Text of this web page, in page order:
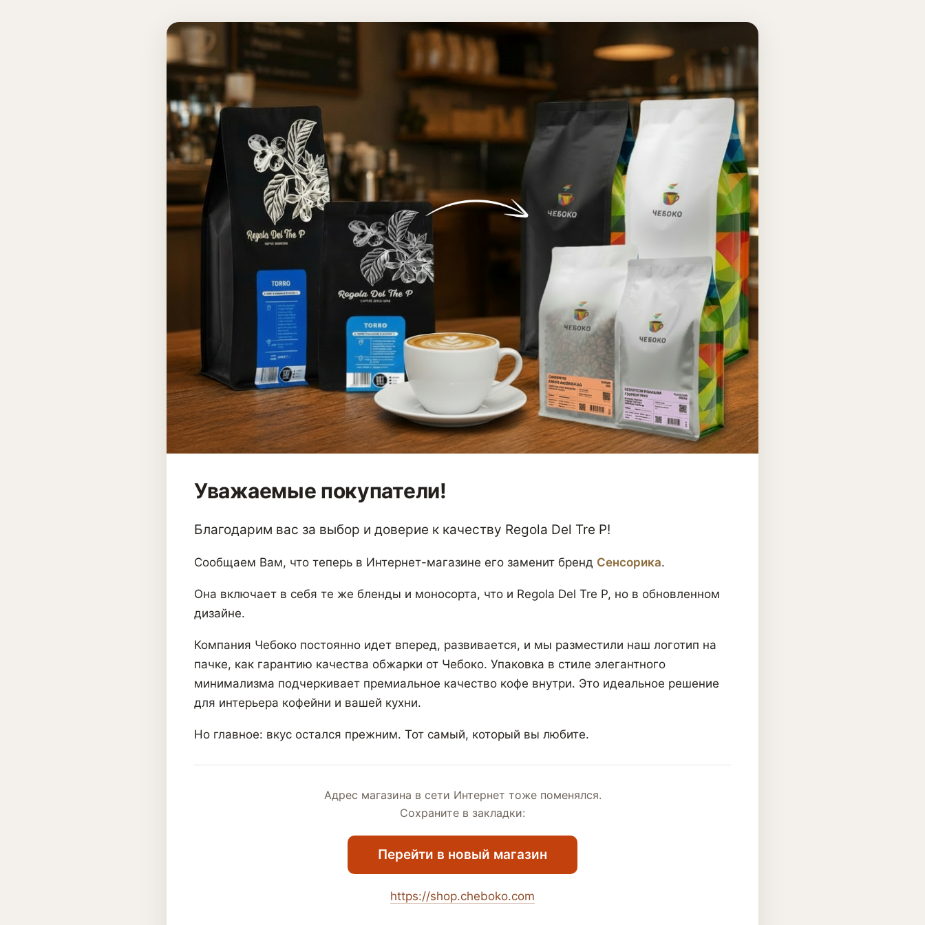
Уважаемые покупатели!
Благодарим вас за выбор и доверие к качеству Regola Del Tre P!
Сообщаем Вам, что теперь в Интернет-магазине его заменит бренд Сенсорика.
Она включает в себя те же бленды и моносорта, что и Regola Del Tre P, но в обновленном
дизайне.
Компания Чебоко постоянно идет вперед, развивается, и мы разместили наш логотип на
пачке, как гарантию качества обжарки от Чебоко. Упаковка в стиле элегантного
минимализма подчеркивает премиальное качество кофе внутри. Это идеальное решение
для интерьера кофейни и вашей кухни.
Но главное: вкус остался прежним. Тот самый, который вы любите.
Адрес магазина в сети Интернет тоже поменялся.
Сохраните в закладки:
Перейти в новый магазин
https://shop.cheboko.com